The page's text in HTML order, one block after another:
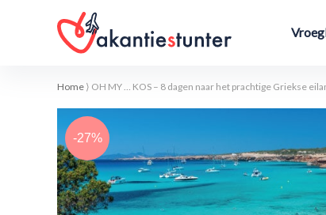
Home ⟩ OH MY … KOS – 8 dagen naar het prachtige Griekse
-27%